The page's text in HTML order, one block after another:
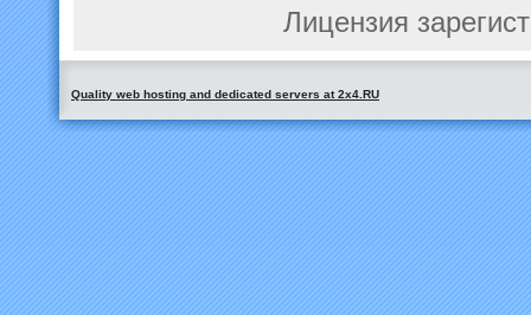
Лицензия
Quality web hosting and dedicated servers at 2x4.RU